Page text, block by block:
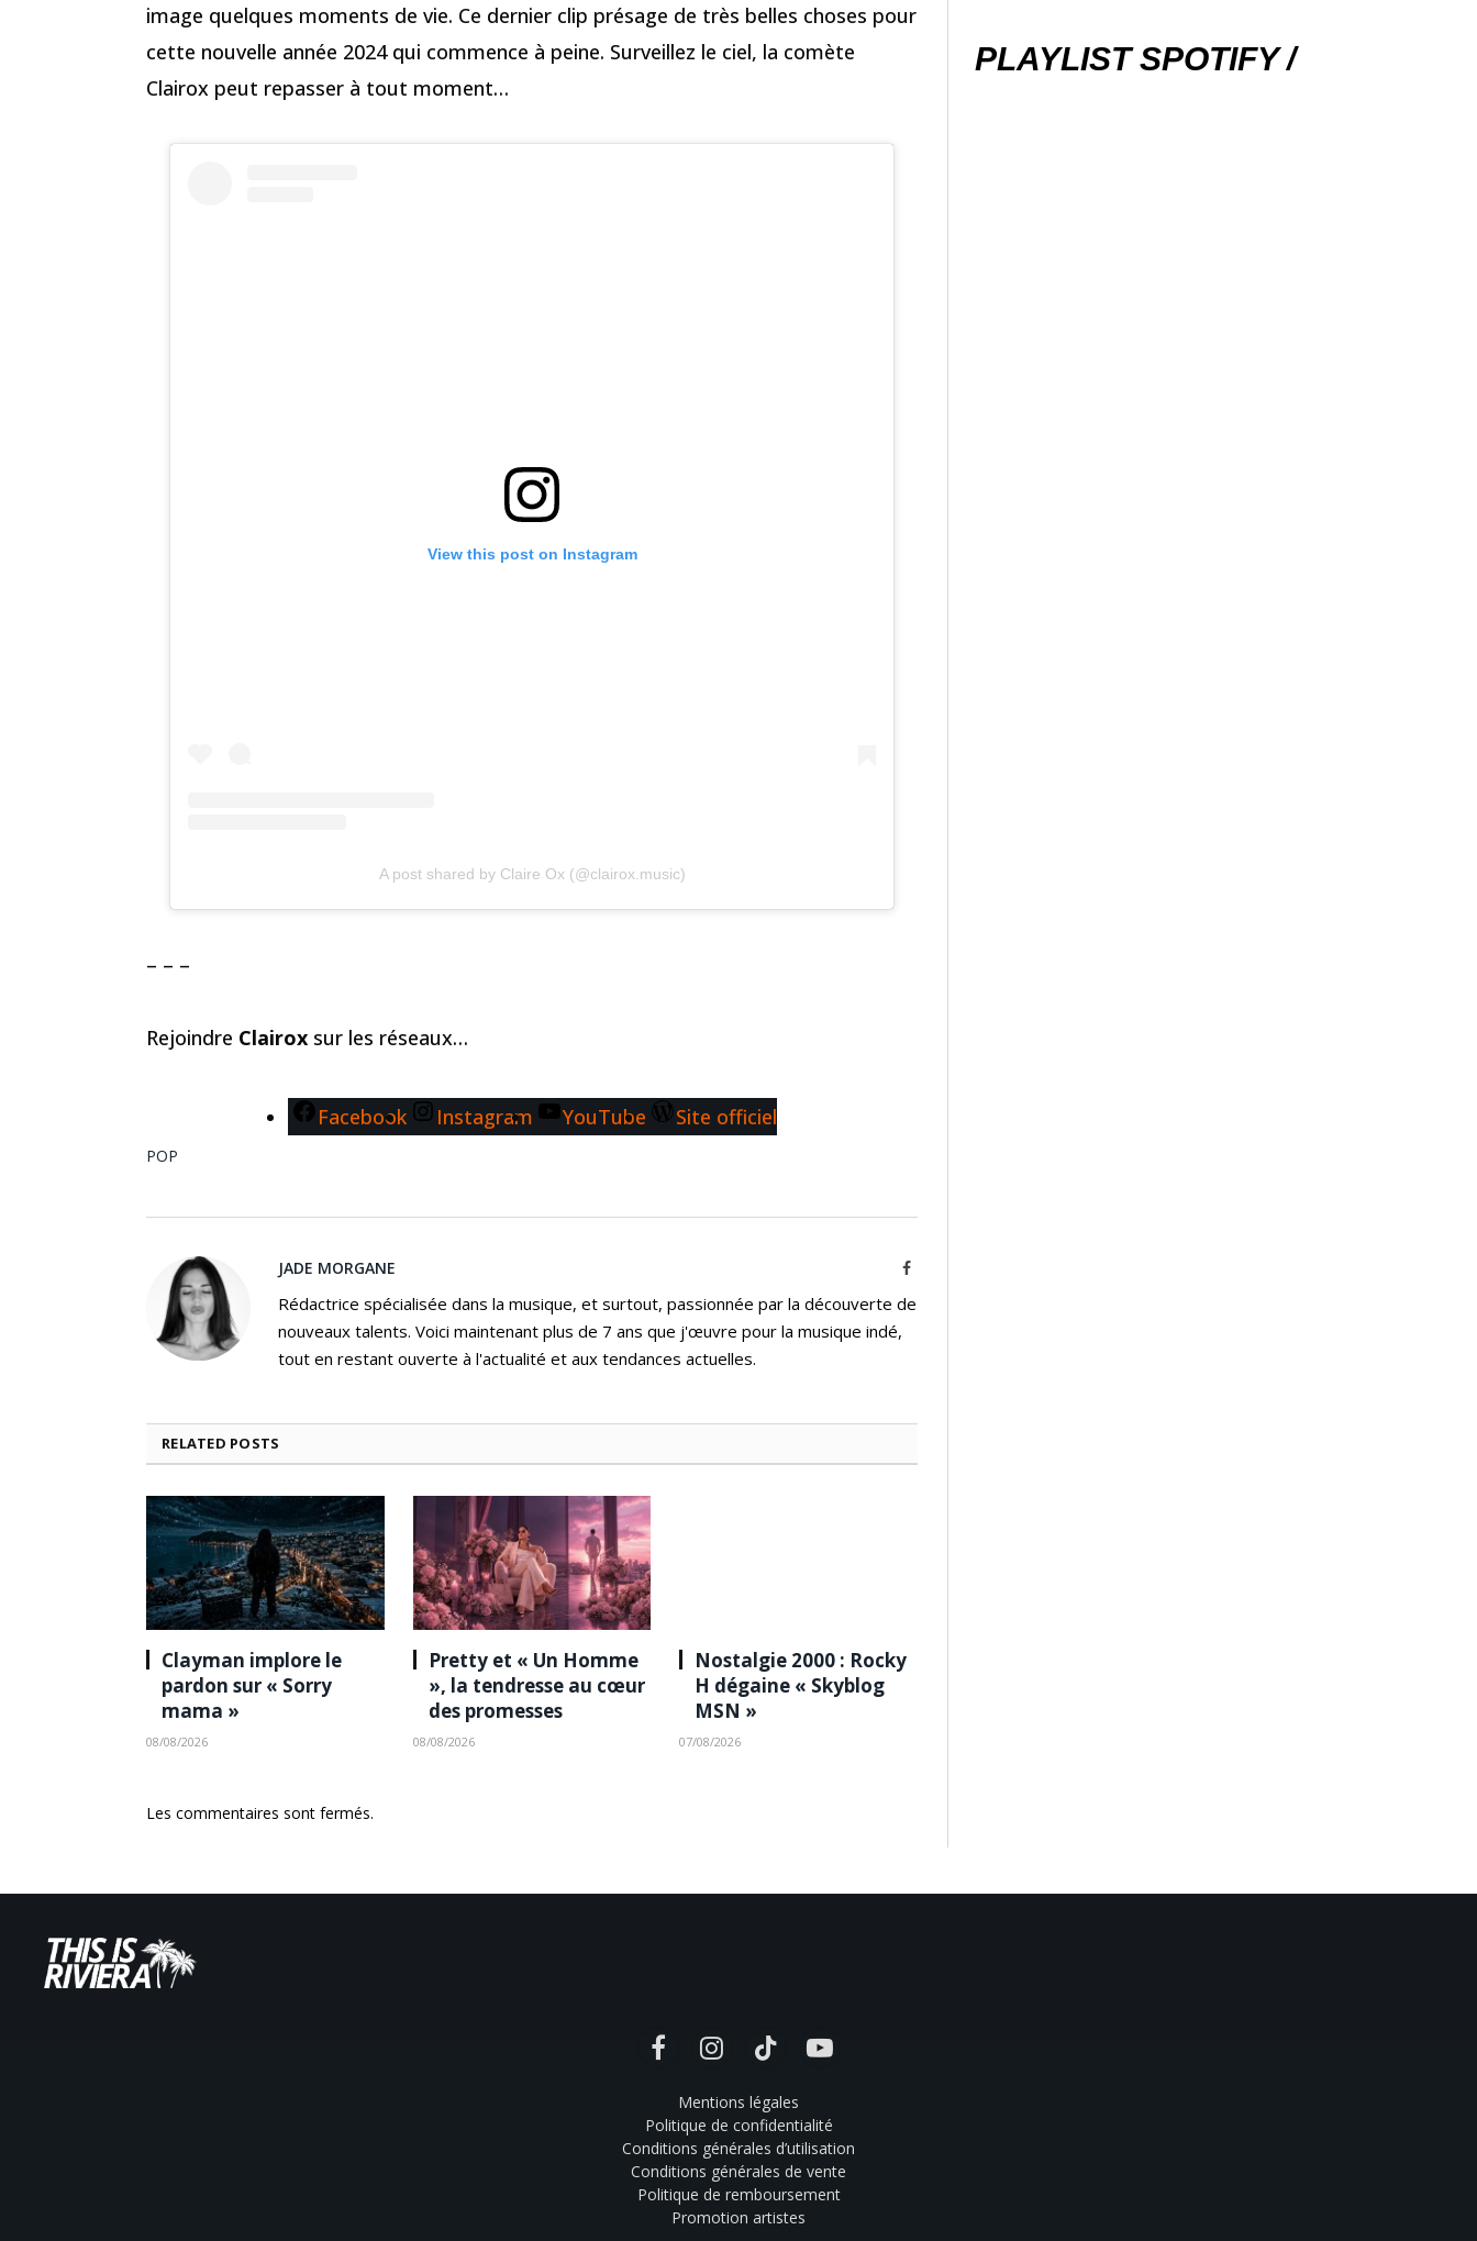
image quelques moments de vie. Ce dernier clip présage de très belles choses pour
cette nouvelle année 2024 qui commence à peine. Surveillez le ciel, la comète
Clairox peut repasser à tout moment…
View this post on Instagram
A post shared by Claire Ox (@clairox.music)
– – –
Rejoindre Clairox sur les réseaux…
Facebook Instagram YouTube Site officiel
POP
JADE MORGANE Facebook
Rédactrice spécialisée dans la musique, et surtout, passionnée par la découverte de
nouveaux talents. Voici maintenant plus de 7 ans que j'œuvre pour la musique indé,
tout en restant ouverte à l'actualité et aux tendances actuelles.
RELATED POSTS
Clayman implore le
pardon sur « Sorry
mama »
08/08/2026
Pretty et « Un Homme
», la tendresse au cœur
des promesses
08/08/2026
Nostalgie 2000 : Rocky
H dégaine « Skyblog
MSN »
07/08/2026
Les commentaires sont fermés.
PLAYLIST SPOTIFY /
FacebookInstagramTikTok YouTube
Mentions légales
Politique de confidentialité
Conditions générales d’utilisation
Conditions générales de vente
Politique de remboursement
Promotion artistes